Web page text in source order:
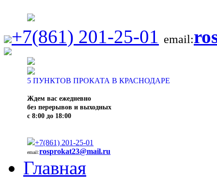
+7(861) 201-25-01 email:
5 ПУНКТОВ ПРОКАТА В КРАСНОДАРЕ
Ждем вас ежедневно
без перерывов и выходных
с 8:00 до 18:00
+7(861) 201-25-01
email:rosprokat23@mail.ru
Главная